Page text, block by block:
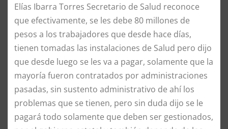
Elías Ibarra Torres Secretario de Salud reconoce
que efectivamente, se les debe 80 millones de
pesos a los trabajadores que desde hace días,
tienen tomadas las instalaciones de Salud pero dijo
que desde luego se les va a pagar, solamente que la
mayoría fueron contratados por administraciones
pasadas, sin sustento administrativo de ahí los
problemas que se tienen, pero sin duda dijo se le
pagará todo solamente que deben ser gestionados,